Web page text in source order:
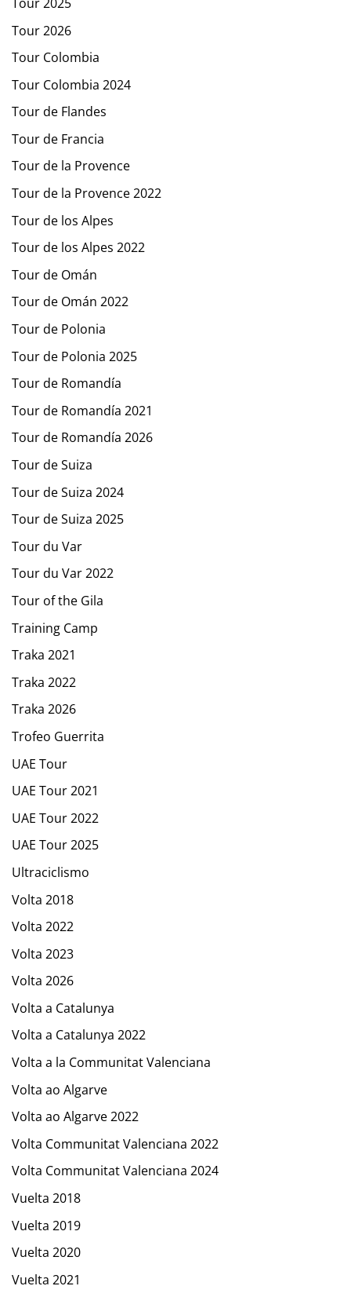
Tour 2026
Tour Colombia
Tour Colombia 2024
Tour de Flandes
Tour de Francia
Tour de la Provence
Tour de la Provence 2022
Tour de los Alpes
Tour de los Alpes 2022
Tour de Omán
Tour de Omán 2022
Tour de Polonia
Tour de Polonia 2025
Tour de Romandía
Tour de Romandía 2021
Tour de Romandía 2026
Tour de Suiza
Tour de Suiza 2024
Tour de Suiza 2025
Tour du Var
Tour du Var 2022
Tour of the Gila
Training Camp
Traka 2021
Traka 2022
Traka 2026
Trofeo Guerrita
UAE Tour
UAE Tour 2021
UAE Tour 2022
UAE Tour 2025
Ultraciclismo
Volta 2018
Volta 2022
Volta 2023
Volta 2026
Volta a Catalunya
Volta a Catalunya 2022
Volta a la Communitat Valenciana
Volta ao Algarve
Volta ao Algarve 2022
Volta Communitat Valenciana 2022
Volta Communitat Valenciana 2024
Vuelta 2018
Vuelta 2019
Vuelta 2020
Vuelta 2021